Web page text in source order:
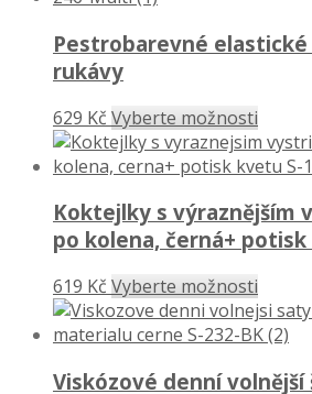
Pestrobarevné
rukávy
629 Kč Vyberte možnosti
Koktejlky s výraznějším
po kolena, černá+
619 Kč Vyberte možnosti
Viskózové denní